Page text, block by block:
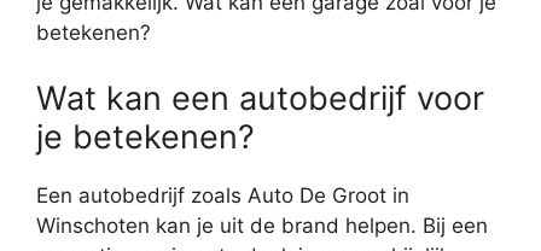
betekenen?
Wat kan een autobedrijf voor
je betekenen?
Een autobedrijf zoals Auto De Groot in
Winschoten kan je uit de brand helpen. Bij een